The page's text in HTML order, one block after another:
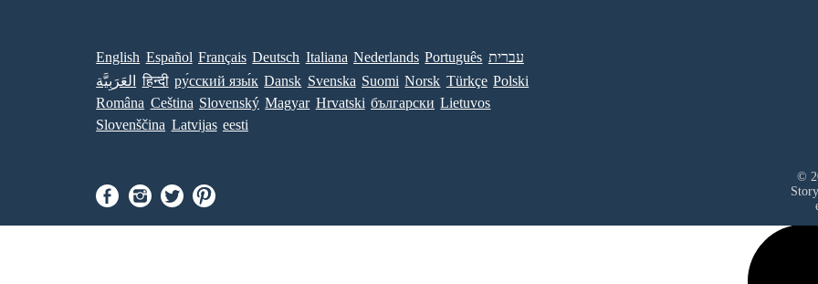
English Español Français Deutsch Italiana Nederlands Português עברית
العَرَبِيَّة
हिन्दी ру́сский язы́к Dansk Svenska Suomi Norsk Türkçe Polski
Româna Ceština Slovenský Magyar Hrvatski български Lietuvos
Slovenščina Latvijas eesti
©